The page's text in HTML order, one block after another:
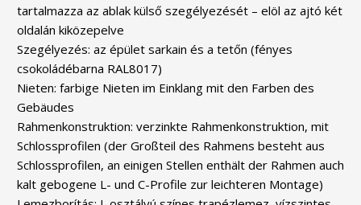
tartalmazza az ablak külső szegélyezését – elöl az ajtó két
oldalán kiközepelve
Szegélyezés: az épület sarkain és a tetőn (fényes
csokoládébarna RAL8017)
Nieten: farbige Nieten im Einklang mit den Farben des
Gebäudes
Rahmenkonstruktion: verzinkte Rahmenkonstruktion, mit
Schlossprofilen (der Großteil des Rahmens besteht aus
Schlossprofilen, an einigen Stellen enthält der Rahmen auch
kalt gebogene L- und C-Profile zur leichteren Montage)